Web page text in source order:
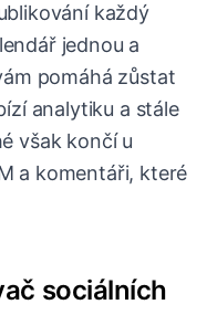
každý
jednou a
pomáhá zůstat
analytiku a stále
však končí u
a komentáři, které
sociálních